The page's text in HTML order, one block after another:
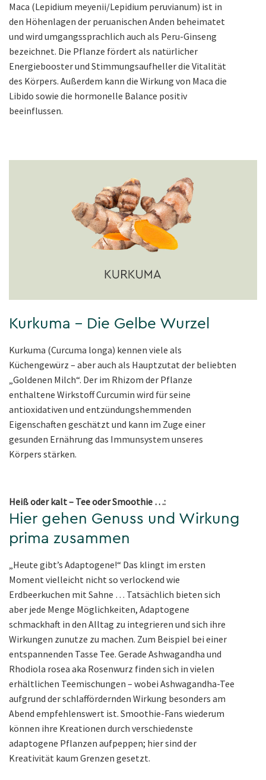
Maca (Lepidium meyenii/Lepidium peruvianum) ist in
den Höhenlagen der peruanischen Anden beheimatet
und wird umgangssprachlich auch als Peru-Ginseng
bezeichnet. Die Pflanze fördert als natürlicher
Energiebooster und Stimmungsaufheller die Vitalität
des Körpers. Außerdem kann die Wirkung von Maca die
Libido sowie die hormonelle Balance positiv
beeinflussen.
Kurkuma – Die Gelbe Wurzel
Kurkuma (Curcuma longa) kennen viele als
Küchengewürz – aber auch als Hauptzutat der beliebten
„Goldenen Milch“. Der im Rhizom der Pflanze
enthaltene Wirkstoff Curcumin wird für seine
antioxidativen und entzündungshemmenden
Eigenschaften geschätzt und kann im Zuge einer
gesunden Ernährung das Immunsystem unseres
Körpers stärken.
Heiß oder kalt – Tee oder Smoothie …:
Hier gehen Genuss und Wirkung
prima zusammen
„Heute gibt’s Adaptogene!“ Das klingt im ersten
Moment vielleicht nicht so verlockend wie
Erdbeerkuchen mit Sahne … Tatsächlich bieten sich
aber jede Menge Möglichkeiten, Adaptogene
schmackhaft in den Alltag zu integrieren und sich ihre
Wirkungen zunutze zu machen. Zum Beispiel bei einer
entspannenden Tasse Tee. Gerade Ashwagandha und
Rhodiola rosea aka Rosenwurz finden sich in vielen
erhältlichen Teemischungen – wobei Ashwagandha-Tee
aufgrund der schlaffördernden Wirkung besonders am
Abend empfehlenswert ist. Smoothie-Fans wiederum
können ihre Kreationen durch verschiedenste
adaptogene Pflanzen aufpeppen; hier sind der
Kreativität kaum Grenzen gesetzt.